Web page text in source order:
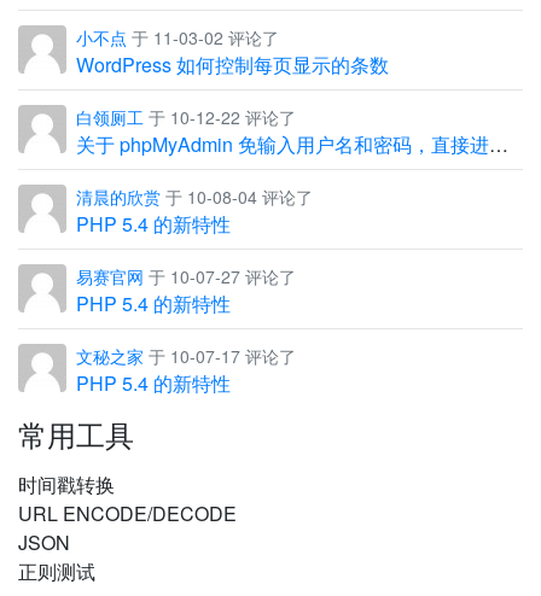
小不点 于 11-03-02 评论了
WordPress 如何控制每页显示的条数
白领厕工 于 10-12-22 评论了
关于 phpMyAdmin 免输入用户名和密码，直接进入管理界面
清晨的欣赏 于 10-08-04 评论了
PHP 5.4 的新特性
易赛官网 于 10-07-27 评论了
PHP 5.4 的新特性
文秘之家 于 10-07-17 评论了
PHP 5.4 的新特性
常用工具
时间戳转换
URL ENCODE/DECODE
JSON
正则测试